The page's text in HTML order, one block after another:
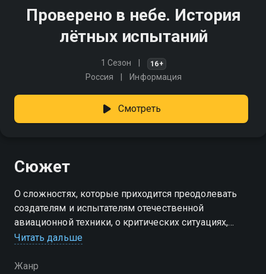
Проверено в небе. История
лётных испытаний
1 Сезон 16+
Россия Информация
Смотреть
Сюжет
О сложностях, которые приходится преодолевать
создателям и испытателям отечественной
авиационной техники, о критических ситуациях,
возникавших в воздухе, - обо всём этом расскажет
го класса Олег Мутовин
Читать дальше
Жанр